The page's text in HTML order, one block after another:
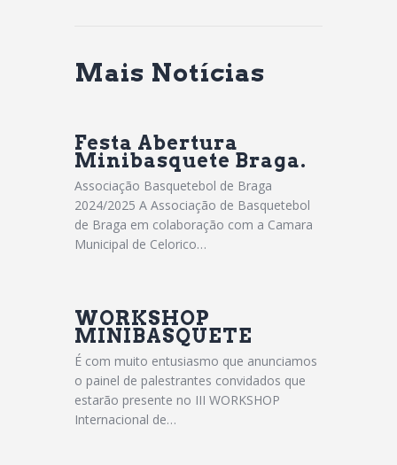
Mais Notícias
Festa Abertura
Minibasquete Braga.
Associação Basquetebol de Braga
2024/2025 A Associação de Basquetebol
de Braga em colaboração com a Camara
Municipal de Celorico…
WORKSHOP
MINIBASQUETE
É com muito entusiasmo que anunciamos
o painel de palestrantes convidados que
estarão presente no III WORKSHOP
Internacional de…